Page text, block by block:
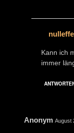
Kann ich
immer
Anonym August